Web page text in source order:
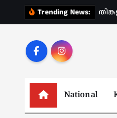
Trending News: തങ
National